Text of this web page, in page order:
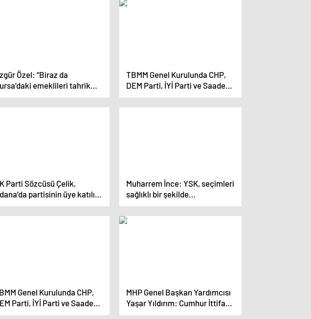
Özel: “Biraz da
emeklileri tahrik
TBMM Genel Kurulunda CHP,
DEM Parti, İYİ Parti ve Saadet
Partisinin grup önerileri kabul
edilmedi
Parti Sözcüsü Çelik,
partisinin üye katılım
konuştu Açıklaması
Muharrem İnce: YSK, seçimleri
sağlıklı bir şekilde
yapamayacağını gösterdi
Genel Kurulunda CHP,
Parti, İYİ Parti ve Saadet
grup önerileri kabul
MHP Genel Başkan Yardımcısı
Yaşar Yıldırım: Cumhur İttifakı
bu ülkenin sigortasıdır